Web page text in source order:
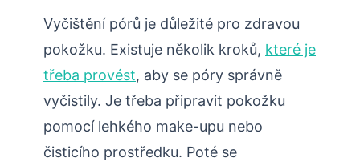
Vyčištění pórů je důležité pro zdravou
pokožku. Existuje několik kroků, které je
třeba provést, aby se póry správně
vyčistily. Je třeba připravit pokožku
pomocí lehkého make-upu nebo
čisticího prostředku. Poté se